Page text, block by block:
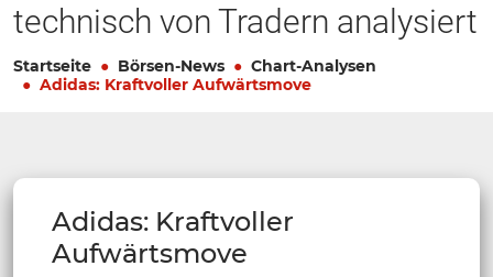
technisch von Tradern analysiert
Startseite Börsen-News
Chart-Analysen
Adidas: Kraftvoller Aufwärtsmove
Adidas: Kraftvoller
Aufwärtsmove